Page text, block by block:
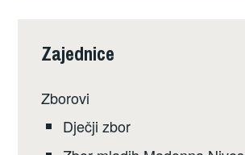
Zajednice
Zborovi
Dječji zbor